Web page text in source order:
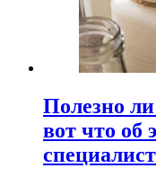
Полезно
вот что об